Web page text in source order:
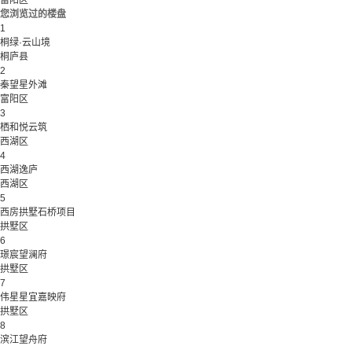
您浏览过的楼盘
1
桐绿·云山境
桐庐县
2
秦望星外滩
富阳区
3
栖和悦云筑
西湖区
4
西湖逸庐
西湖区
5
西房拱墅石桥项目
拱墅区
6
璟宸望澜府
拱墅区
7
伟星星宜嘉映府
拱墅区
8
滨江望舟府